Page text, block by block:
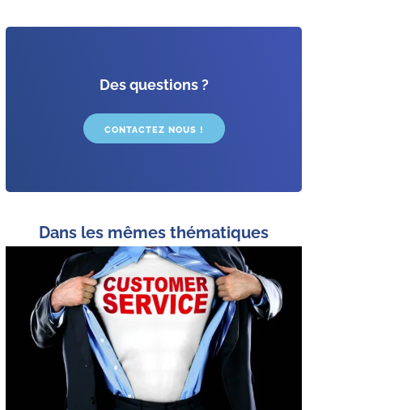
Des questions ?
CONTACTEZ NOUS !
Dans les mêmes thématiques